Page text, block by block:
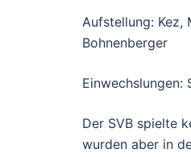
Aufstellung: Kez,
Bohnenberger
Einwechslungen:
Der SVB spielte
wurden aber in